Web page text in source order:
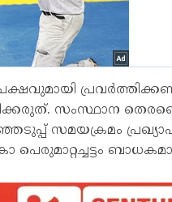
സംസ്ഥാന
സമയക്രമം